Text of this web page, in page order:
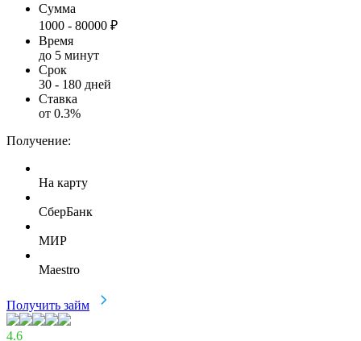
Сумма
1000 - 80000 ₽
Время
до 5 минут
Срок
30 - 180 дней
Ставка
от 0.3%
Получение:
На карту
СберБанк
МИР
Maestro
Получить займ
4.6